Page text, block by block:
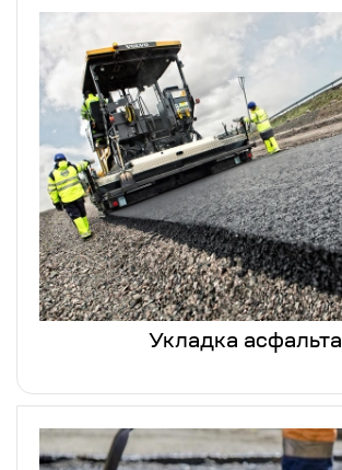
Укладка асфальта